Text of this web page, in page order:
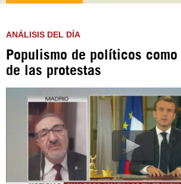
https://t.me/
https://urmedium.com/
Instagram como:
ANÁLISIS DEL DÍA
Populismo de políticos
de las protestas